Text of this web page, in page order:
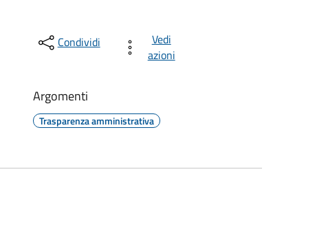
Condividi
Vedi
azioni
Argomenti
Trasparenza amministrativa